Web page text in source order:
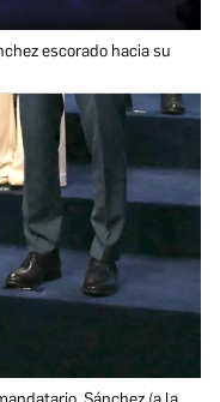
escorado hacia su